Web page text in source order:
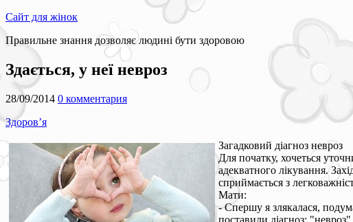
Сайт для жінок
Правильне знання дозволяє людині бути здоровою
Здається, у неї невроз
28/09/2014 0 комментария
Здоров’я
Загадковий діагноз невроз
Для початку, хочеться
адекватного лікування.
сприймається з
Мати:
- Спершу я злякалася,
поставили діагноз: